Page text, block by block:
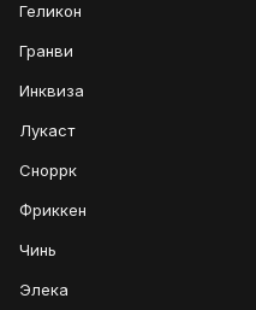
Геликон
Гранви
Инквиза
Лукаст
Сноррк
Фриккен
Чинь
Элека